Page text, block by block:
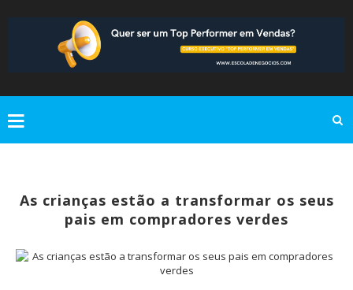
As crianças estão a transformar os seus
pais em compradores verdes